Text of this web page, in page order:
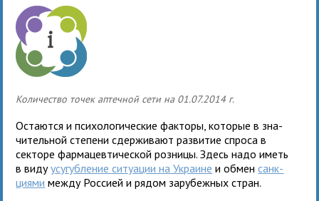
Количество точек аптечной сети на 01.07.2014 г.
Оста­ются и пси­хо­ло­ги­че­ские фак­торы, кото­рые в зна­
чи­тель­ной сте­пени сдер­жи­вают раз­ви­тие спроса в
сек­торе фар­ма­цев­ти­че­ской роз­ницы. Здесь надо иметь
в видуусу­губ­ле­ние ситу­а­ции на Украине и обменсанк­
ци­ями между Россией и рядом зару­беж­ных стран.